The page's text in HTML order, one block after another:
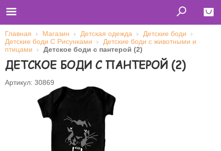
Главная
Футболки
Толстовки (кенгурушки)
Свитшоты
Оплата и доставка
Сотрудничество
Главная Магазин Детская одежда
Детские боди
Детские боди С Рисунками
Детские боди с животными и
птицами
Детское боди с пантерой (2)
ДЕТСКОЕ БОДИ С ПАНТЕРОЙ (2)
Артикул: 30869